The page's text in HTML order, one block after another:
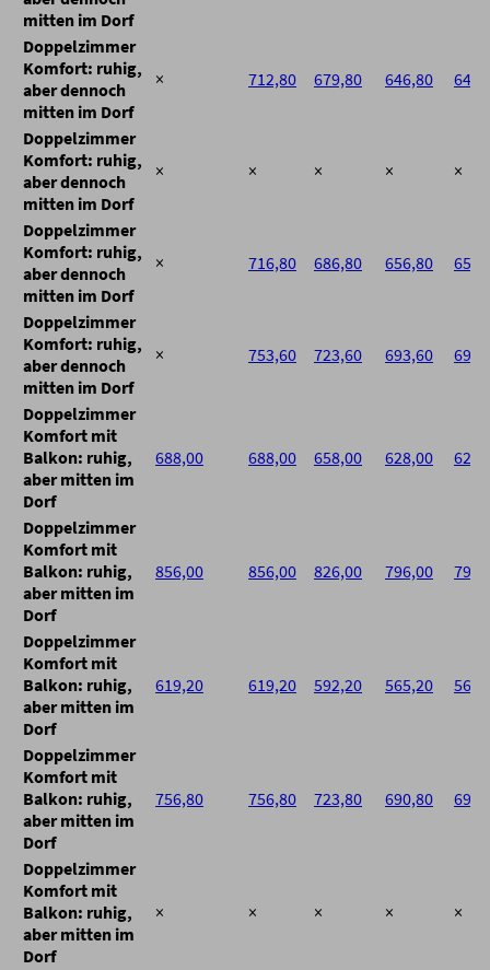
mitten im Dorf
Doppelzimmer
Komfort: ruhig,
aber dennoch
mitten im Dorf
× 712,80 679,80 646,80
Doppelzimmer
Komfort: ruhig,
aber dennoch
mitten im Dorf
× × × × ×
Doppelzimmer
Komfort: ruhig,
aber dennoch
mitten im Dorf
× 716,80 686,80 656,80
Doppelzimmer
Komfort: ruhig,
aber dennoch
mitten im Dorf
× 753,60 723,60 693,60
Doppelzimmer
Komfort mit
Balkon: ruhig,
aber mitten im
Dorf
688,00 688,00 658,00 628,00
Doppelzimmer
Komfort mit
Balkon: ruhig,
aber mitten im
Dorf
856,00 856,00 826,00 796,00
Doppelzimmer
Komfort mit
Balkon: ruhig,
aber mitten im
Dorf
619,20 619,20 592,20 565,20
Doppelzimmer
Komfort mit
Balkon: ruhig,
aber mitten im
Dorf
756,80 756,80 723,80 690,80
Doppelzimmer
Komfort mit
Balkon: ruhig,
aber mitten im
Dorf
× × × × ×